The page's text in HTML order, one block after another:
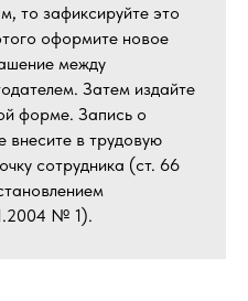
то зафиксируйте это
оформите новое
между
Затем издайте
форме. Запись о
внесите в трудовую
сотрудника (ст. 66
№ 1).